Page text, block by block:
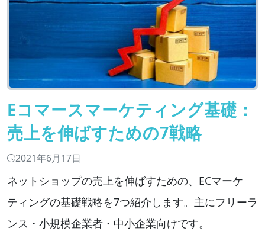
Eコマースマーケティング基礎：
売上を伸ばすための7戦略
2021年6月17日
ネットショップの売上を伸ばすための、ECマーケ
ティングの基礎戦略を7つ紹介します。主にフリーラ
ンス・小規模企業者・中小企業向けです。